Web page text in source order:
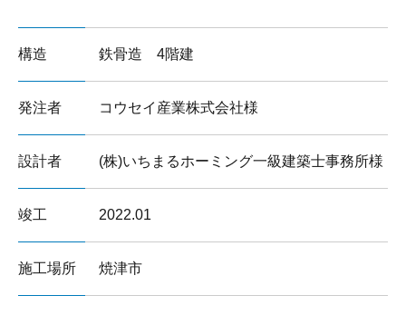
構造 鉄骨造 4階建
発注者 コウセイ産業株式会社様
設計者 (株)いちまるホーミング一級建築士事務所様
竣工 2022.01
施工場所 焼津市